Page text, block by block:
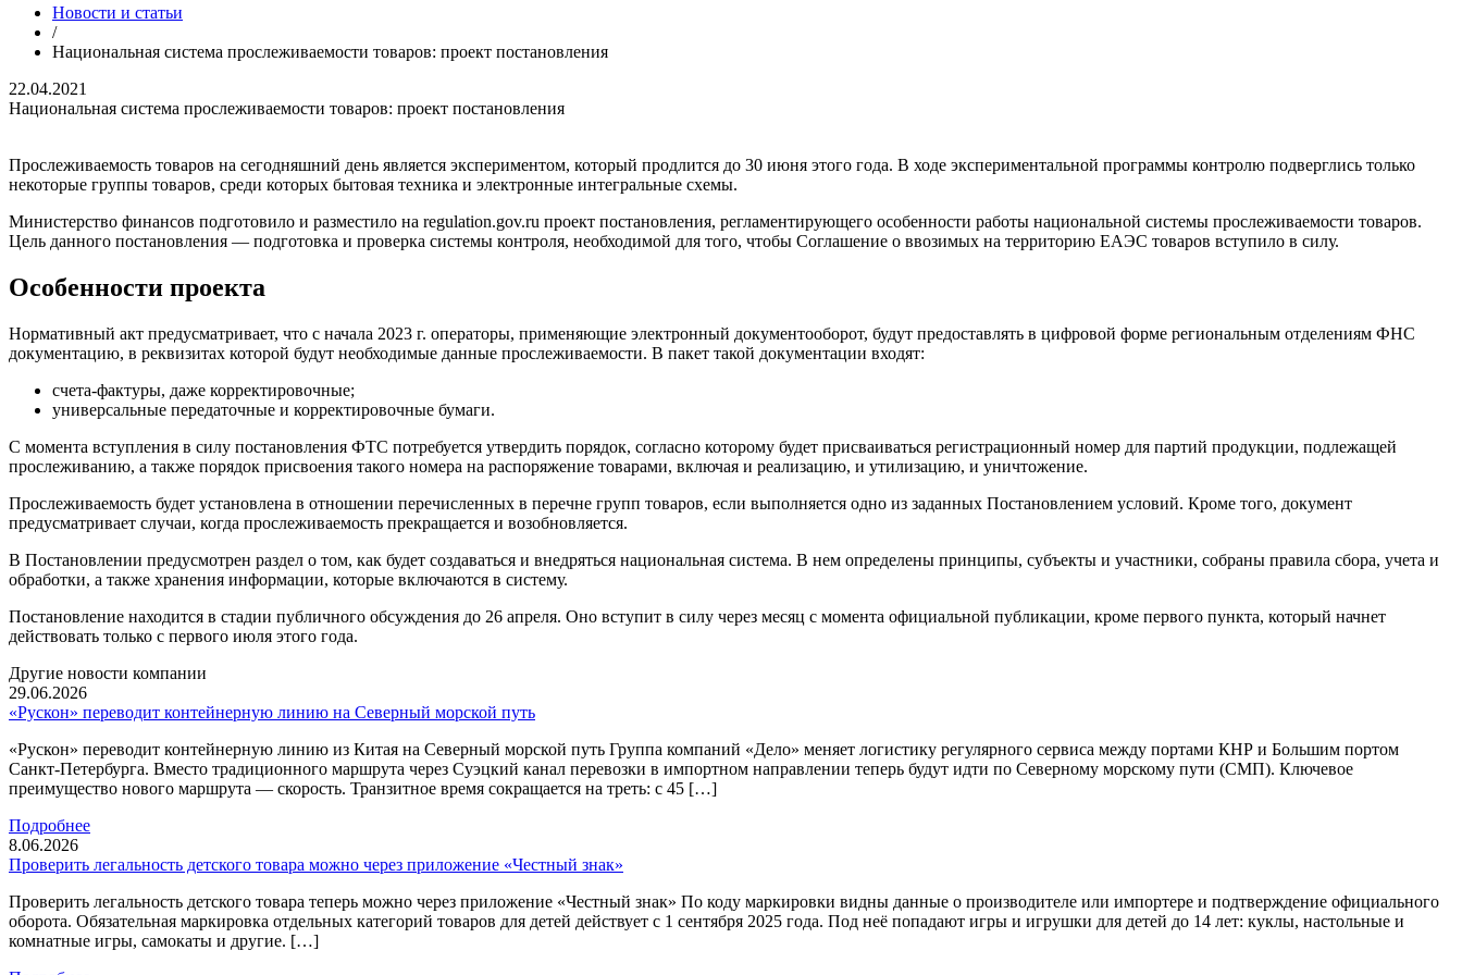
Новости и статьи
/
Национальная система прослеживаемости товаров: проект постановления
22.04.2021
Национальная система прослеживаемости товаров: проект постановления
Прослеживаемость товаров на сегодняшний день является экспериментом, который продлится до 30 июня этого года. В ходе экспериментальной программы контролю подверглись только
некоторые группы товаров, среди которых бытовая техника и электронные интегральные схемы.
Министерство финансов подготовило и разместило на regulation.gov.ru проект постановления, регламентирующего особенности работы национальной системы прослеживаемости товаров.
Цель данного постановления — подготовка и проверка системы контроля, необходимой для того, чтобы Соглашение о ввозимых на территорию ЕАЭС товаров вступило в силу.
Особенности проекта
Нормативный акт предусматривает, что с начала 2023 г. операторы, применяющие электронный документооборот, будут предоставлять в цифровой форме региональным отделениям ФНС
документацию, в реквизитах которой будут необходимые данные прослеживаемости. В пакет такой документации входят:
счета-фактуры, даже корректировочные;
универсальные передаточные и корректировочные бумаги.
С момента вступления в силу постановления ФТС потребуется утвердить порядок, согласно которому будет присваиваться регистрационный номер для партий продукции, подлежащей
прослеживанию, а также порядок присвоения такого номера на распоряжение товарами, включая и реализацию, и утилизацию, и уничтожение.
Прослеживаемость будет установлена в отношении перечисленных в перечне групп товаров, если выполняется одно из заданных Постановлением условий. Кроме того, документ
предусматривает случаи, когда прослеживаемость прекращается и возобновляется.
В Постановлении предусмотрен раздел о том, как будет создаваться и внедряться национальная система. В нем определены принципы, субъекты и участники, собраны правила сбора, учета и
обработки, а также хранения информации, которые включаются в систему.
Постановление находится в стадии публичного обсуждения до 26 апреля. Оно вступит в силу через месяц с момента официальной публикации, кроме первого пункта, который начнет
действовать только с первого июля этого года.
Другие новости компании
29.06.2026
«Рускон» переводит контейнерную линию на Северный морской путь
«Рускон» переводит контейнерную линию из Китая на Северный морской путь Группа компаний «Дело» меняет логистику регулярного сервиса между портами КНР и Большим портом
Санкт-Петербурга. Вместо традиционного маршрута через Суэцкий канал перевозки в импортном направлении теперь будут идти по Северному морскому пути (СМП). Ключевое
преимущество нового маршрута — скорость. Транзитное время сокращается на треть: с 45 […]
Подробнее
8.06.2026
Проверить легальность детского товара можно через приложение «Честный знак»
Проверить легальность детского товара теперь можно через приложение «Честный знак» По коду маркировки видны данные о производителе или импортере и подтверждение официального
оборота. Обязательная маркировка отдельных категорий товаров для детей действует с 1 сентября 2025 года. Под неё попадают игры и игрушки для детей до 14 лет: куклы, настольные и
комнатные игры, самокаты и другие. […]